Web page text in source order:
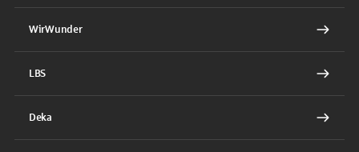
WirWunder
LBS
Deka